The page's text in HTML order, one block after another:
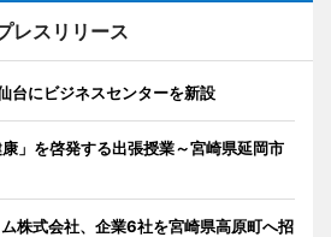
レスリリース
台にビジネスセンターを新設
」を啓発する出張授業～宮崎県延岡市
ム株式会社、企業6社を宮崎県高原町へ招